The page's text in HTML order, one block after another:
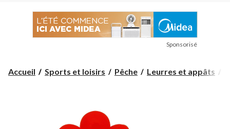
Sponsorisé
Accueil Sports et loisirs Pêche Leurres et appâts